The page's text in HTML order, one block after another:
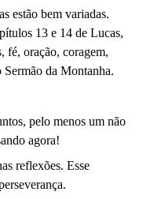
estão bem variadas.
13 e 14 de Lucas,
fé, oração, coragem,
da Montanha.
pelo menos um não
agora!
reflexões. Esse